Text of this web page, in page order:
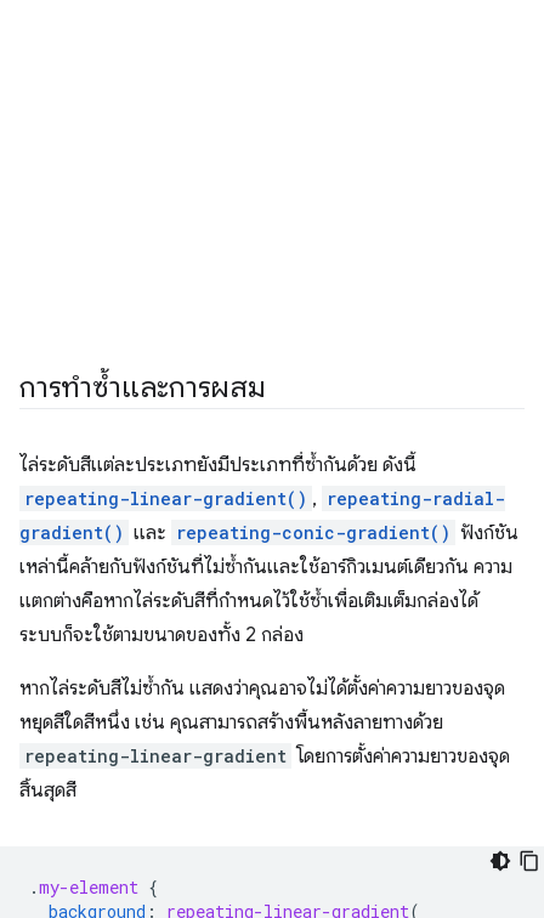
การทำซ้ำและการผสม
ไล่ระดับสีแต่ละประเภทยังมีประเภทที่ซ้ำกันด้วย ดังนี้
repeating-linear-gradient() , repeating-radial-
gradient() และ repeating-conic-gradient() ฟังก์ชัน
เหล่านี้คล้ายกับฟังก์ชันที่ไม่ซ้ำกันและใช้อาร์กิวเมนต์เดียวกัน ความ
แตกต่างคือหากไล่ระดับสีที่กําหนดไว้ใช้ซ้ำเพื่อเติมเต็มกล่องได้
ระบบก็จะใช้ตามขนาดของทั้ง 2 กล่อง
หากไล่ระดับสีไม่ซ้ำกัน แสดงว่าคุณอาจไม่ได้ตั้งค่าความยาวของจุด
หยุดสีใดสีหนึ่ง เช่น คุณสามารถสร้างพื้นหลังลายทางด้วย
repeating-linear-gradient โดยการตั้งค่าความยาวของจุด
สิ้นสุดสี
.my-element {
background : repeating-linear-gradient(